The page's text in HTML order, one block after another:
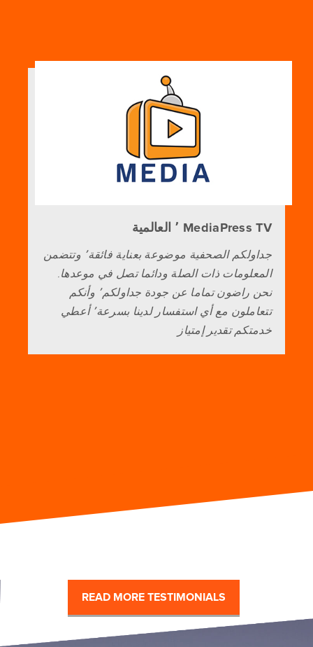
Media­Press TV ٬ العالمية
جداولكم الصحفية موضوعة بعناية فائقة٬ وتتضمن
المعلومات ذات الصلة ودائما تصل في موعدها.
نحن راضون تماما عن جودة جداولكم٬ وأنكم
تتعاملون مع أي استفسار لدينا بسرعة٬ أعطي
خدمتكم تقدير إمتياز
READ MORE TESTIMONIALS